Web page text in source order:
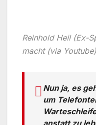
Reinhold Heil (Ex-
macht (via Youtube)
Nun ja, es
um